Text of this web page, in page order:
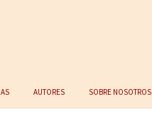
Autores Sobre nosotros